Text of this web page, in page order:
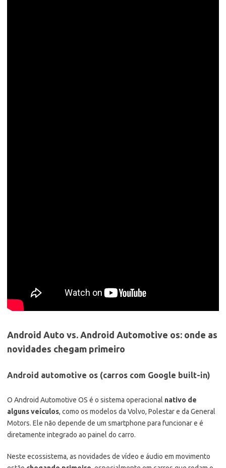
Android Auto vs. Android Automotive os: onde as
novidades chegam primeiro
Android automotive os (carros com Google built-in)
O Android Automotive OS é o sistema operacional nativo de
alguns veículos, como os modelos da Volvo, Polestar e da General
Motors. Ele não depende de um smartphone para funcionar e é
diretamente integrado ao painel do carro.
Neste ecossistema, as novidades de vídeo e áudio em movimento